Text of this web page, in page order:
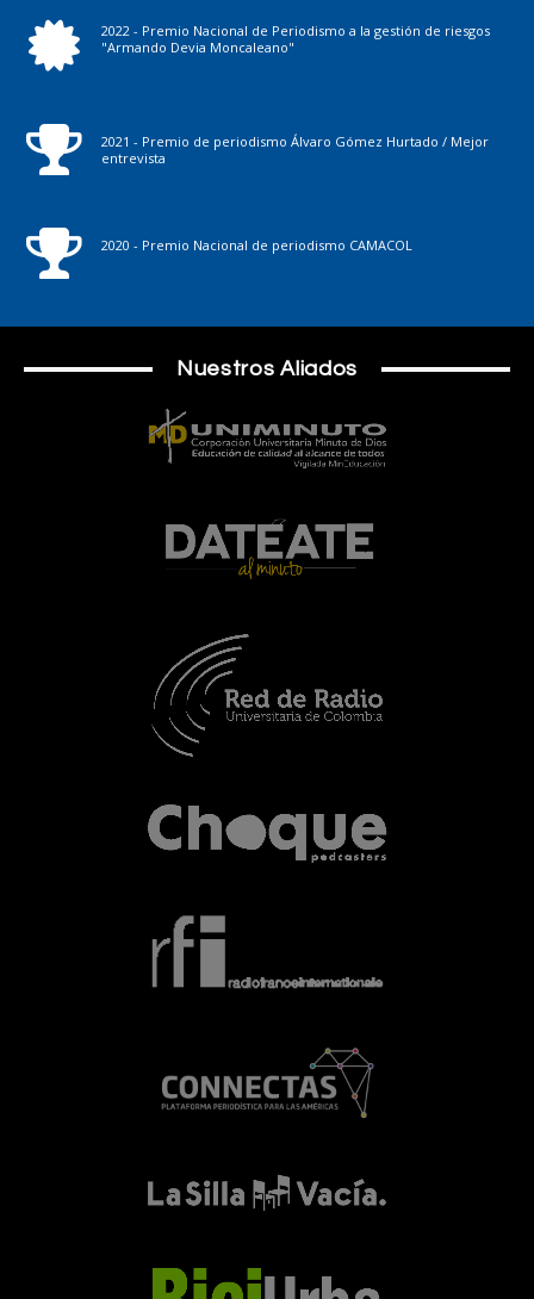
2022 - Premio Nacional de Periodismo a la gestión de riesgos
"Armando Devia Moncaleano"
2021 - Premio de periodismo Álvaro Gómez Hurtado / Mejor
entrevista
2020 - Premio Nacional de periodismo CAMACOL
Nuestros Aliados